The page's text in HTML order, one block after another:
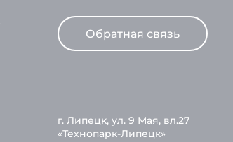
Обратная связь
г. Липецк, ул. 9 Мая, вл.27
«Технопарк-Липецк»